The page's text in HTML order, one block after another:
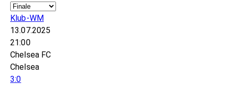
Klub-WM
13.07.2025
21:00
Chelsea FC
Chelsea
3:0